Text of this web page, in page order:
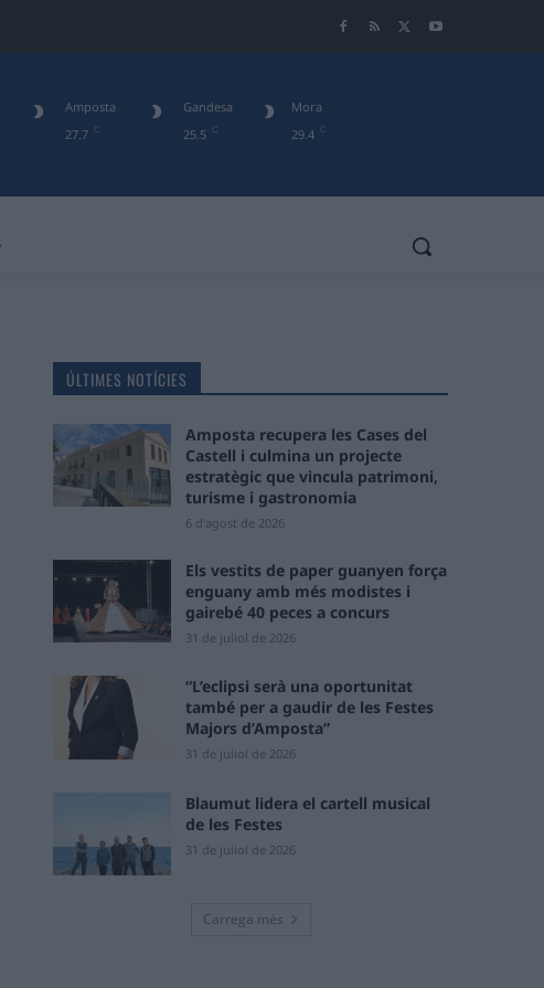
27.7 C
Amposta
25.5 C
Gandesa
29.4 C
Mora
ÚLTIMES NOTÍCIES
Amposta recupera les Cases del
Castell i culmina un projecte
estratègic que vincula patrimoni,
turisme i gastronomia
6 d'agost de 2026
Els vestits de paper guanyen força
enguany amb més modistes i
gairebé 40 peces a concurs
31 de juliol de 2026
“L’eclipsi serà una oportunitat
també per a gaudir de les Festes
Majors d’Amposta”
31 de juliol de 2026
Blaumut lidera el cartell musical
de les Festes
31 de juliol de 2026
Carrega més